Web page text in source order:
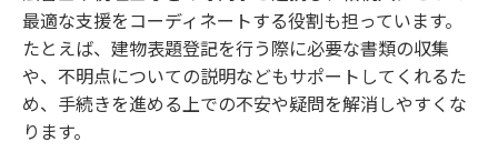
最適な支援をコーディネートする役割も担っています。
たとえば、建物表題登記を行う際に必要な書類の収集
や、不明点についての説明などもサポートしてくれるた
め、手続きを進める上での不安や疑問を解消しやすくな
ります。